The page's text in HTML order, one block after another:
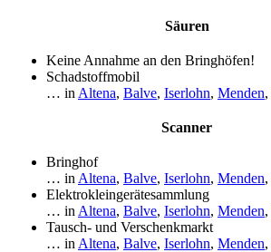
Säuren
Keine Annahme an den Bringhöfen!
Schadstoffmobil
… in Altena, Balve, Iserlohn, Menden,
Scanner
Bringhof
… in Altena, Balve, Iserlohn, Menden,
Elektrokleingerätesammlung
… in Altena, Balve, Iserlohn, Menden,
Tausch- und Verschenkmarkt
… in Altena, Balve, Iserlohn, Menden,